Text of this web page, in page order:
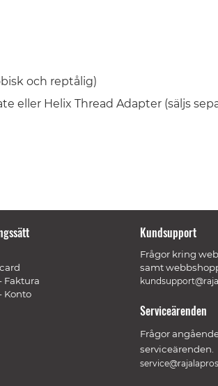
och reptålig)
eller Helix Thread Adapter (säljs
Faktura
Konto
Kundsupport
Frågor kring
samt
Serviceärenden
Frågor
serviceärenden.